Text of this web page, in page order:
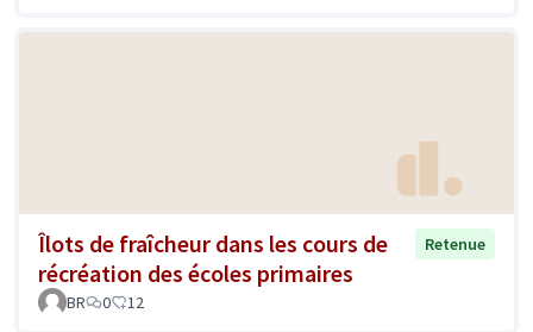
Îlots de fraîcheur dans les cours de
récréation des écoles primaires
Retenue
BR 0 12